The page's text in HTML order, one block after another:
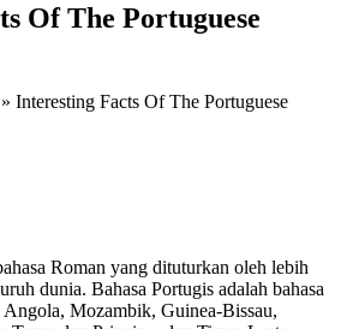
Of The Portuguese
» Interesting Facts Of The Portuguese
Roman yang dituturkan oleh lebih
dunia. Bahasa Portugis adalah bahasa
Mozambik, Guinea-Bissau,